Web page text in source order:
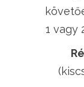
1 vagy